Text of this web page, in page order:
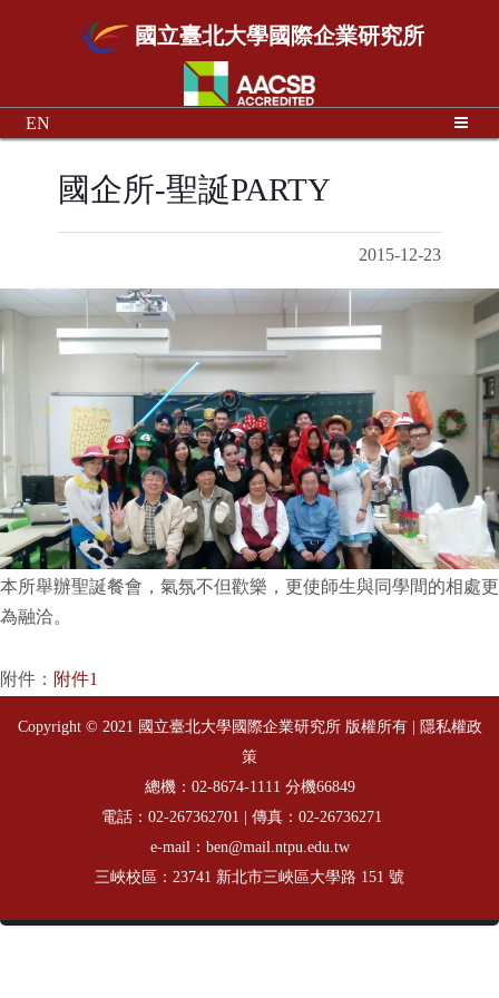
國立臺北大學國際企業研究所
EN
國企所-聖誕PARTY
2015-12-23
本所舉辦聖誕餐會，氣氛不但歡樂，更使師生與同學間的相處更
為融洽。
附件： 附件1
Copyright © 2021 國立臺北大學國際企業研究所 版權所有 | 隱私權政
策
總機： 02-8674-1111 分機66849
電話： 02-267362701 | 傳真：02-26736271
e-mail：ben@mail.ntpu.edu.tw
三峽校區：23741 新北市三峽區大學路 151 號